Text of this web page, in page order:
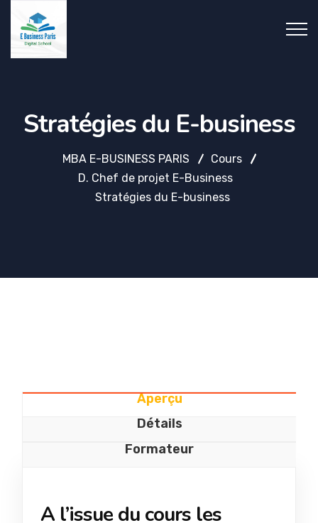
Stratégies du E-business
MBA E-BUSINESS PARIS
Cours
D. Chef de projet E-Business
Stratégies du E-business
Aperçu
Détails
Formateur
A l’issue du cours les